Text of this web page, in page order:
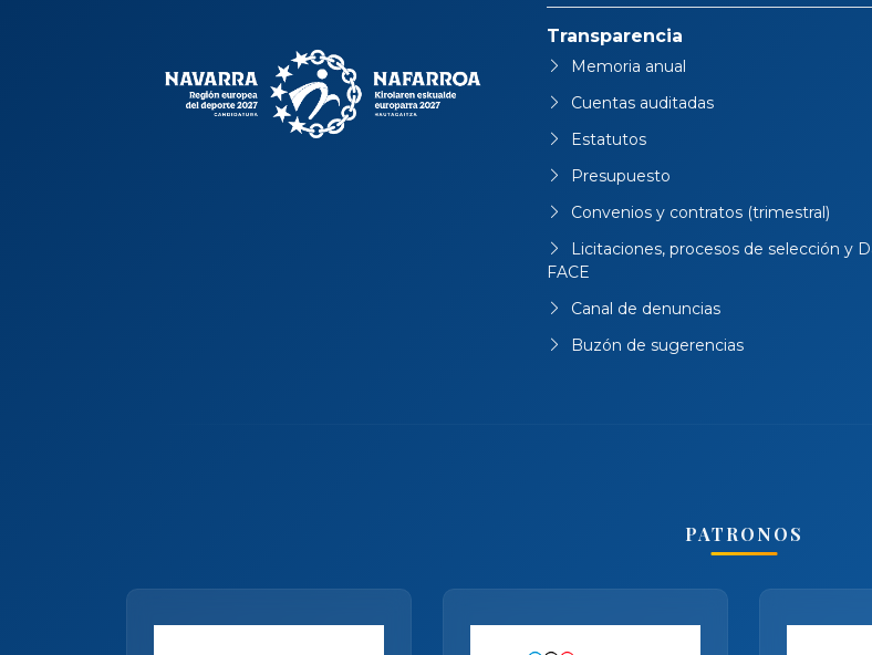
Transparencia
Memoria anual
Cuentas auditadas
Estatutos
Presupuesto
Convenios y contratos (trimestral)
Licitaciones, procesos de selección y
FACE
Canal de denuncias
Buzón de sugerencias
PATRONOS